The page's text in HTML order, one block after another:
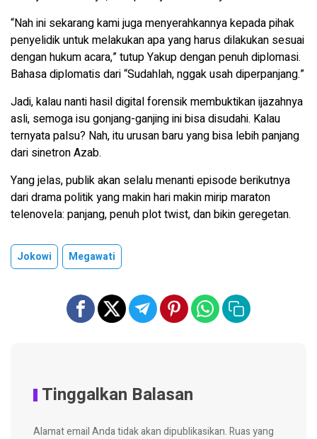
“Nah ini sekarang kami juga menyerahkannya kepada pihak
penyelidik untuk melakukan apa yang harus dilakukan sesuai
dengan hukum acara,” tutup Yakup dengan penuh diplomasi.
Bahasa diplomatis dari “Sudahlah, nggak usah diperpanjang.”
Jadi, kalau nanti hasil digital forensik membuktikan ijazahnya
asli, semoga isu gonjang-ganjing ini bisa disudahi. Kalau
ternyata palsu? Nah, itu urusan baru yang bisa lebih panjang
dari sinetron Azab.
Yang jelas, publik akan selalu menanti episode berikutnya
dari drama politik yang makin hari makin mirip maraton
telenovela: panjang, penuh plot twist, dan bikin geregetan.
Jokowi Megawati
Tinggalkan Balasan
Alamat email Anda tidak akan dipublikasikan.Ruas yang